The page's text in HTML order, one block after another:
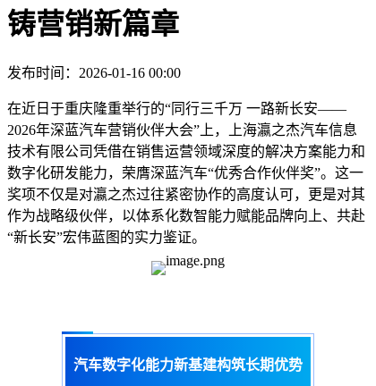
铸营销新篇章
发布时间：2026-01-16 00:00
在近日于重庆隆重举行的“同行三千万 一路新长安——
2026年深蓝汽车营销伙伴大会”上，上海瀛之杰汽车信息
技术有限公司凭借在销售运营领域深度的解决方案能力和
数字化研发能力，荣膺深蓝汽车“优秀合作伙伴奖”。这一
奖项不仅是对瀛之杰过往紧密协作的高度认可，更是对其
作为战略级伙伴，以体系化数智能力赋能品牌向上、共赴
“新长安”宏伟蓝图的实力鉴证。
汽车数字化能力新基建构筑长期优势